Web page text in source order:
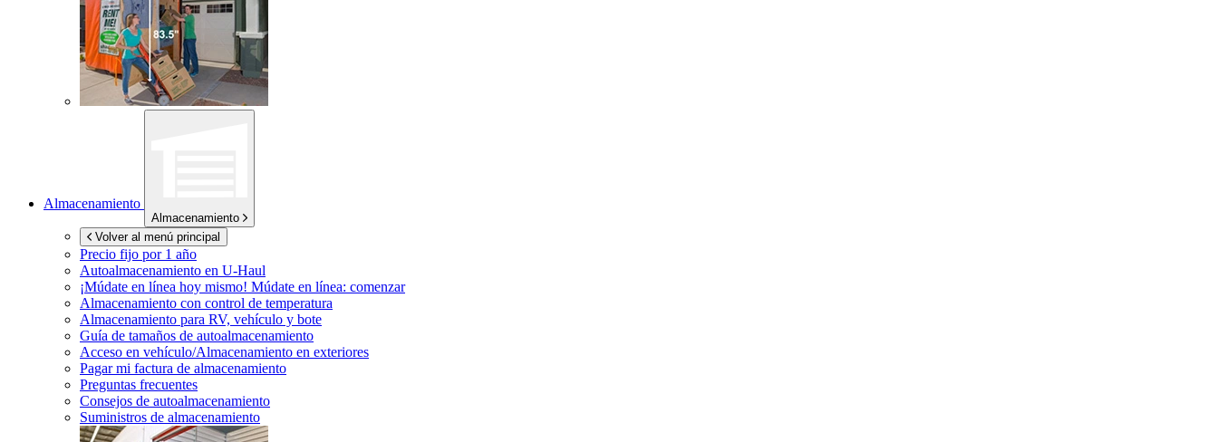
Almacenamiento
Almacenamiento
Volver al menú principal
Precio fijo por 1 año
Autoalmacenamiento en U-Haul
¡Múdate en línea hoy mismo! Múdate en línea: comenzar
Almacenamiento con control de temperatura
Almacenamiento para RV, vehículo y bote
Guía de tamaños de autoalmacenamiento
Acceso en vehículo/Almacenamiento en exteriores
Pagar mi factura de almacenamiento
Preguntas frecuentes
Consejos de autoalmacenamiento
Suministros de almacenamiento